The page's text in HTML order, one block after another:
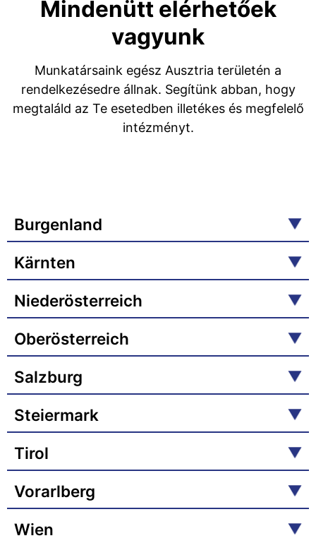
Mindenütt elérhetőek
vagyunk
Munkatársaink egész Ausztria területén a
rendelkezésedre állnak. Segítünk abban, hogy
megtaláld az Te esetedben illetékes és megfelelő
intézményt.
Burgenland
Kärnten
Niederösterreich
Oberösterreich
Salzburg
Steiermark
Tirol
Vorarlberg
Wien